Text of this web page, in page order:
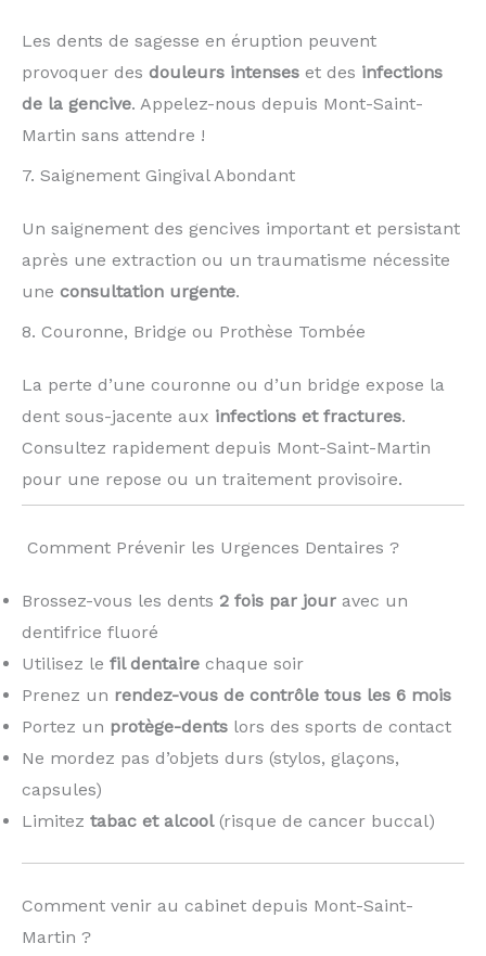
Les dents de sagesse en éruption peuvent
provoquer des douleurs intenses et des infections
de la gencive. Appelez-nous depuis Mont-Saint-
Martin sans attendre !
7. Saignement Gingival Abondant
Un saignement des gencives important et persistant
après une extraction ou un traumatisme nécessite
une consultation urgente.
8. Couronne, Bridge ou Prothèse Tombée
La perte d’une couronne ou d’un bridge expose la
dent sous-jacente aux infections et fractures.
Consultez rapidement depuis Mont-Saint-Martin
pour une repose ou un traitement provisoire.
️ Comment Prévenir les Urgences Dentaires ?
Brossez-vous les dents 2 fois par jour avec un
dentifrice fluoré
Utilisez le fil dentaire chaque soir
Prenez un rendez-vous de contrôle tous les 6 mois
Portez un protège-dents lors des sports de contact
Ne mordez pas d’objets durs (stylos, glaçons,
capsules)
Limitez tabac et alcool(risque de cancer buccal)
Comment venir au cabinet depuis Mont-Saint-
Martin ?